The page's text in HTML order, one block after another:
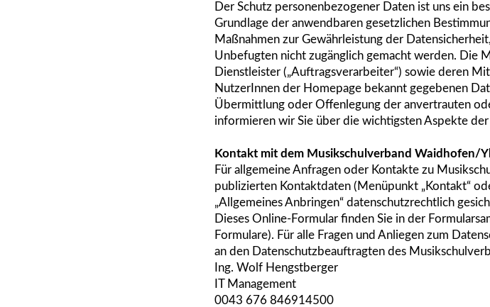
Der Schutz personenbezogener Daten ist uns ein
Grundlage der anwendbaren gesetzlichen
Maßnahmen zur Gewährleistung der
Unbefugten nicht zugänglich gemacht werden.
Dienstleister („Auftragsverarbeiter“) sowie deren
NutzerInnen der Homepage bekannt gegebenen
Übermittlung oder Offenlegung der anvertrauten
informieren wir Sie über die wichtigsten Aspekte
Kontakt mit dem Musikschulverband Waidhofen/
Für allgemeine Anfragen oder Kontakte zu
publizierten Kontaktdaten (Menüpunkt „Kontakt“
„Allgemeines Anbringen“ datenschutzrechtlich
Dieses Online-Formular finden Sie in der
Formulare). Für alle Fragen und Anliegen zum
an den Datenschutzbeauftragten des
Ing. Wolf Hengstberger
IT Management
0043 676 846914500